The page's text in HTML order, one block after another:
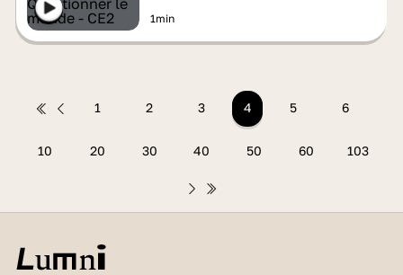
1min
1 2 3 4 5 6
10 20 30 40 50 60 103